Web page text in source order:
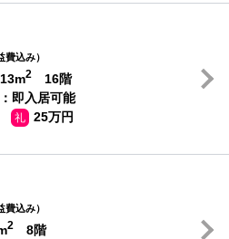
費込み）
2
16階
即入居可能
礼 25万円
費込み）
2
8階